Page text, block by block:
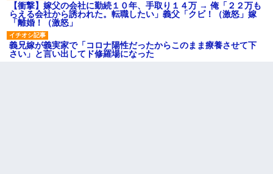
【衝撃】嫁父の会社に勤続１０年、手取り１４万 → 俺「２２万も
らえる会社から誘われた。転職したい」義父「クビ！（激怒」嫁
「離婚！（激怒」
義兄嫁が義実家で「コロナ陽性だったからこのまま療養させて下
さい」と言い出してド修羅場になった